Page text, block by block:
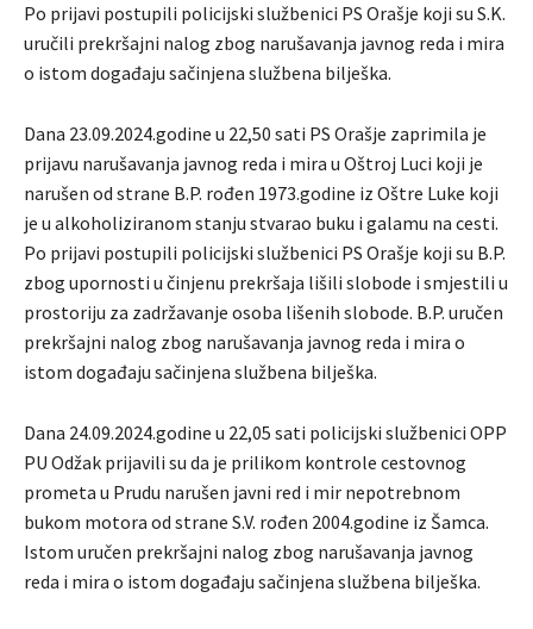
Po prijavi postupili policijski službenici PS Orašje koji su S.K.
uručili prekršajni nalog zbog narušavanja javnog reda i mira
o istom događaju sačinjena službena bilješka.
Dana 23.09.2024.godine u 22,50 sati PS Orašje zaprimila je
prijavu narušavanja javnog reda i mira u Oštroj Luci koji je
narušen od strane B.P. rođen 1973.godine iz Oštre Luke koji
je u alkoholiziranom stanju stvarao buku i galamu na cesti.
Po prijavi postupili policijski službenici PS Orašje koji su B.P.
zbog upornosti u činjenu prekršaja lišili slobode i smjestili u
prostoriju za zadržavanje osoba lišenih slobode. B.P. uručen
prekršajni nalog zbog narušavanja javnog reda i mira o
istom događaju sačinjena službena bilješka.
Dana 24.09.2024.godine u 22,05 sati policijski službenici OPP
PU Odžak prijavili su da je prilikom kontrole cestovnog
prometa u Prudu narušen javni red i mir nepotrebnom
bukom motora od strane S.V. rođen 2004.godine iz Šamca.
Istom uručen prekršajni nalog zbog narušavanja javnog
reda i mira o istom događaju sačinjena službena bilješka.